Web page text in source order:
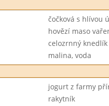
čočková s hlívou
hovězí maso
celozrnný knedlík
malina, voda
jogurt z farmy
rakytník